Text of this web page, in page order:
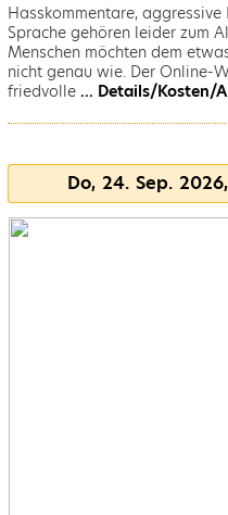
Hasskommentare,
Sprache gehören leider zum
Menschen möchten dem
nicht genau wie. Der Online-
friedvolle... Details/Kosten/
Do, 24. Sep.